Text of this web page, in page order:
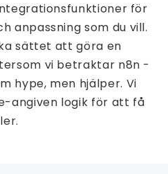
för
anpassning som du vill.
sättet att göra en
vi betraktar n8n -
hype, men hjälper. Vi
angiven logik för att få